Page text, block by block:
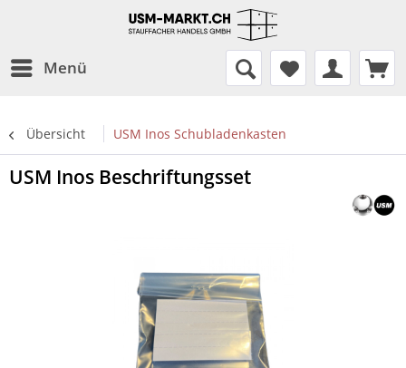
Menü
Übersicht USM Inos Schubladenkasten
USM Inos Beschriftungsset